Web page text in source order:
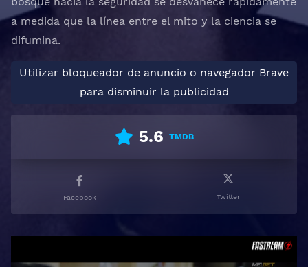
a medida que la línea entre el mito y la ciencia se
difumina.
Utilizar bloqueador de anuncio o navegador Brave
para disminuir la publicidad
5.6 TMDB
Facebook Twitter